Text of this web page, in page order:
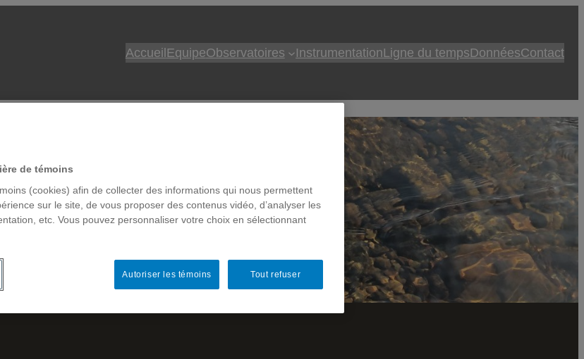
Accueil EquipeObservatoires InstrumentationLigne du tempsDonnéesContact
Wind Lidar
de témoins
(cookies) afin de collecter des informations qui nous permettent
sur le site, de vous proposer des contenus vidéo, d’analyser les
etc. Vous pouvez personnaliser votre choix en sélectionnant
Tout refuser
Autoriser les témoins